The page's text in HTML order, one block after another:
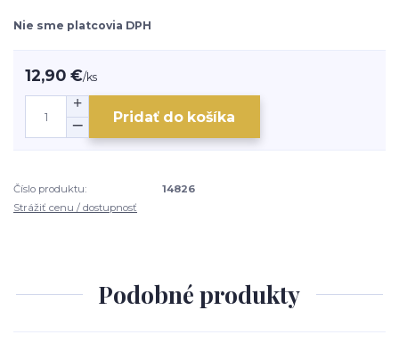
Nie sme platcovia DPH
12,90 €/ks
Pridať do košíka
Číslo produktu:
14826
Strážiť cenu / dostupnosť
Podobné produkty